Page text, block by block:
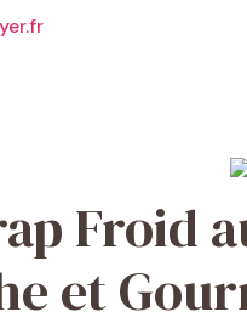
Froid
et